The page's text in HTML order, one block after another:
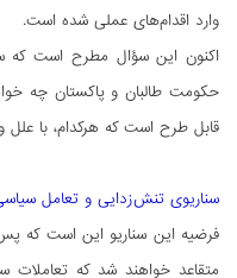
وارد اقدام‌های عملی شده است.
اکنون این سؤال مطرح است که
حکومت طالبان و پاکستان چه
قابل طرح است که هرکدام، با
سناریوی تنش‌زدایی و تعامل
فرضیه‌ این سناریو این است که
متقاعد خواهند شد که تعاملات